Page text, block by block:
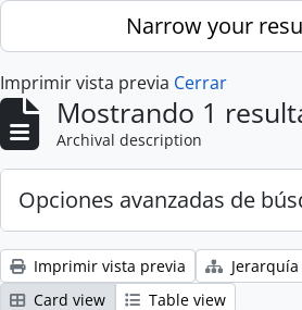
Skip to main contentNarrow your
Imprimir vista previa Cerrar
Mostrando 1
Archival description
Opciones avanzadas de
Imprimir vista previa
Jerarquía
Card view
Table view